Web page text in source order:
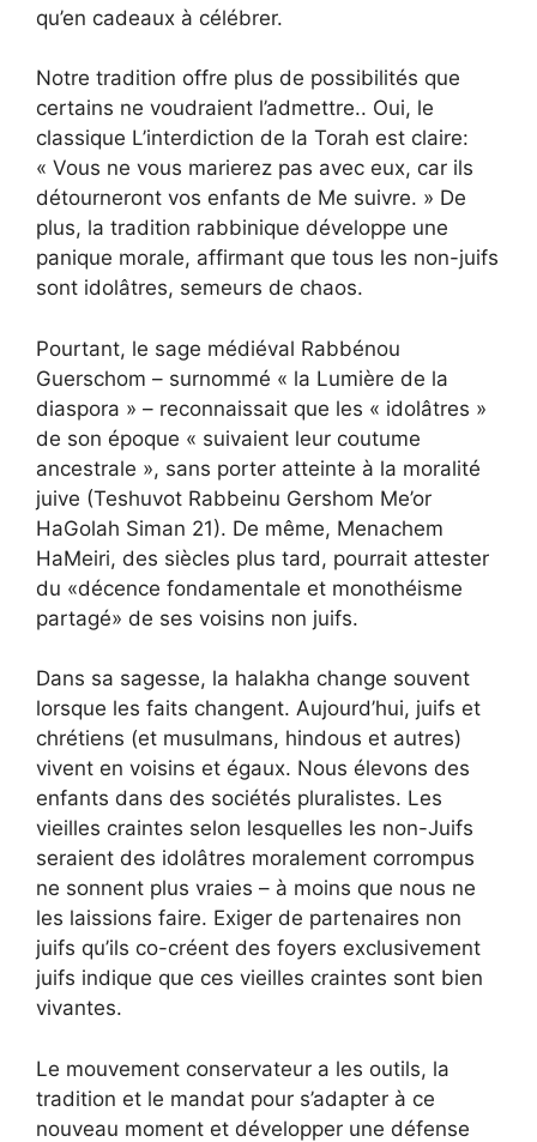
qu’en cadeaux à célébrer.
Notre tradition offre plus de possibilités que
certains ne voudraient l’admettre.. Oui, le
classique L’interdiction de la Torah est claire:
« Vous ne vous marierez pas avec eux, car ils
détourneront vos enfants de Me suivre. » De
plus, la tradition rabbinique développe une
panique morale, affirmant que tous les non-juifs
sont idolâtres, semeurs de chaos.
Pourtant, le sage médiéval Rabbénou
Guerschom – surnommé « la Lumière de la
diaspora » – reconnaissait que les « idolâtres »
de son époque « suivaient leur coutume
ancestrale », sans porter atteinte à la moralité
juive (Teshuvot Rabbeinu Gershom Me’or
HaGolah Siman 21). De même, Menachem
HaMeiri, des siècles plus tard, pourrait attester
du «décence fondamentale et monothéisme
partagé» de ses voisins non juifs.
Dans sa sagesse, la halakha change souvent
lorsque les faits changent. Aujourd’hui, juifs et
chrétiens (et musulmans, hindous et autres)
vivent en voisins et égaux. Nous élevons des
enfants dans des sociétés pluralistes. Les
vieilles craintes selon lesquelles les non-Juifs
seraient des idolâtres moralement corrompus
ne sonnent plus vraies – à moins que nous ne
les laissions faire. Exiger de partenaires non
juifs qu’ils co-créent des foyers exclusivement
juifs indique que ces vieilles craintes sont bien
vivantes.
Le mouvement conservateur a les outils, la
tradition et le mandat pour s’adapter à ce
nouveau moment et développer une défense